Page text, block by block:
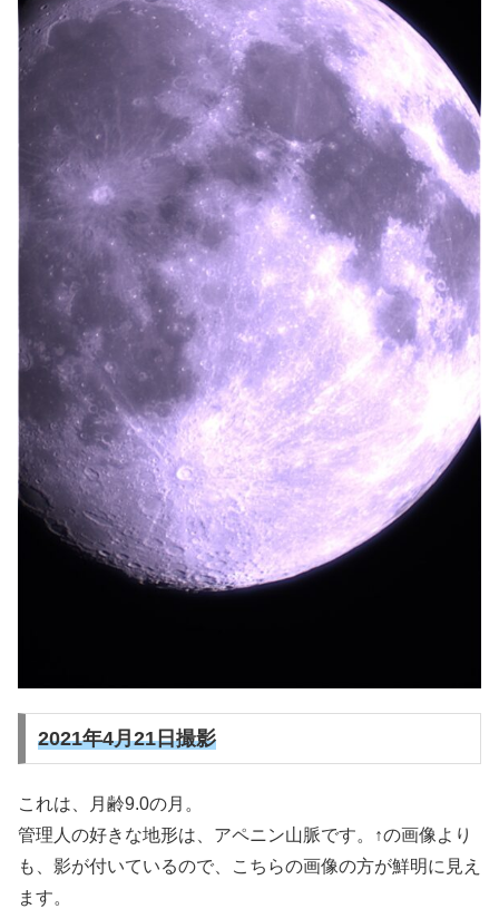
2021年4月21日撮影
これは、月齢9.0の月。
管理人の好きな地形は、アペニン山脈です。↑の画像より
も、影が付いているので、こちらの画像の方が鮮明に見え
ます。